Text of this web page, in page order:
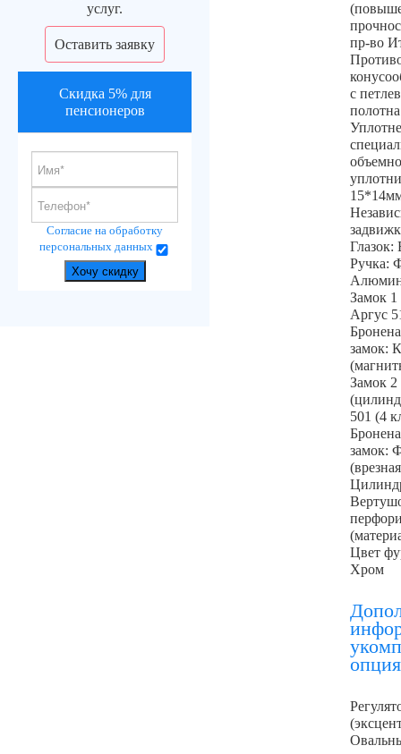
услуг.
Оставить заявку
Скидка 5% для
пенсионеров
Согласие на обработку
персональных данных
Хочу скидку
пр-во
с
полотна
Глазок:
Ручка:
Замок
Аргус
замок:
Замок 2
501 (4
замок:
Цвет
Хром